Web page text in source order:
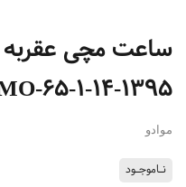
ساعت مچی عقربه
65-1-14-1395
موادو
نـاموجـود